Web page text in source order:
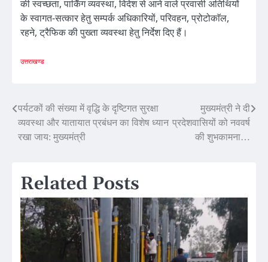
की स्वच्छता, पार्किंग व्यवस्था, विदेश से आने वाले प्रवासी अतिथियों
के स्वागत-सत्कार हेतु सम्पर्क अधिकारियों, परिवहन, प्रोटोकाॅल,
रहने, ट्रैफिक की पुख्ता व्यवस्था हेतु निर्देश दिए हैं।
उत्तराखण्ड
Post
navigation
पर्यटकों की संख्या में वृद्धि के दृष्टिगत सुरक्षा
व्यवस्था और यातायात प्रबंधन का विशेष ध्यान
रखा जाय: मुख्यमंत्री
मुख्यमंत्री ने दी
प्रदेशवासियों को नववर्ष
की शुभकामना…
Related Posts